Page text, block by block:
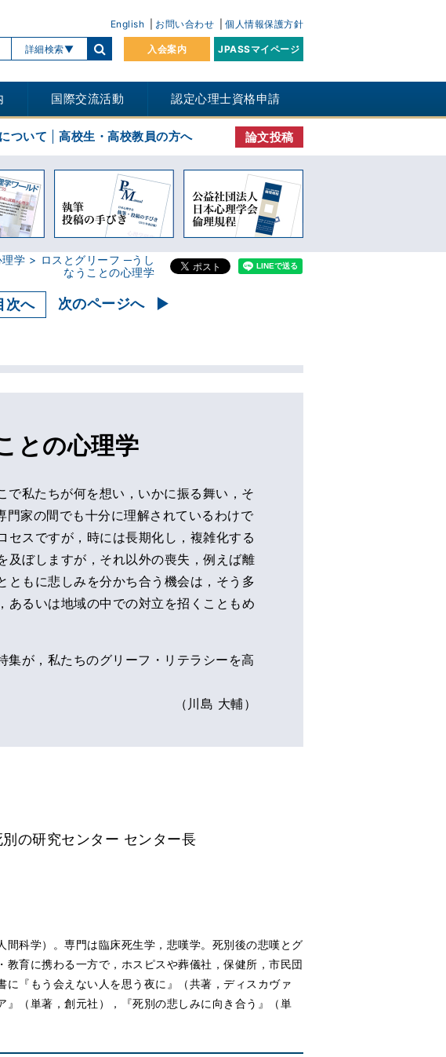
English お問い合わせ 個人情報保護方針
詳細検索 入会案内 JPASSマイページ
国際交流活動 認定心理士資格申請
ついて 高校生・高校教員の方へ 論文投稿
学
ロスとグリーフ ─うし
なうことの心理学
次へ 次のページへ
との心理学
私たちが何を想い，いかに振る舞い，そ
家の間でも十分に理解されているわけで
スですが，時には長期化し，複雑化する
及ぼしますが，それ以外の喪失，例えば離
ともに悲しみを分かち合う機会は，そう多
あるいは地域の中での対立を招くこともめ
が，私たちのグリーフ・リテラシーを高
（川島 大輔）
の研究センター センター長
科学）。専門は臨床死生学，悲嘆学。死別後の悲嘆とグ
育に携わる一方で，ホスピスや葬儀社，保健所，市民団
『もう会えない人を思う夜に』（共著，ディスカヴァ
（単著，創元社），『死別の悲しみに向き合う』（単